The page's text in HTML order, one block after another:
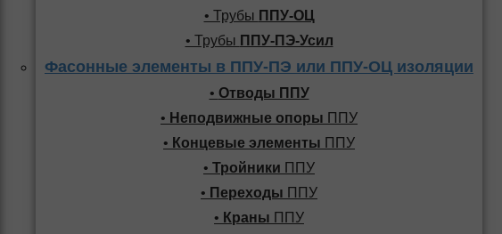
• Трубы ППУ-ОЦ
• Трубы ППУ-ПЭ-Усил
Фасонные элементы в ППУ-ПЭ или ППУ-ОЦ изоляции
• Отводы ППУ
• Неподвижные опоры ППУ
• Концевые элементы ППУ
• Тройники ППУ
• Переходы ППУ
• Краны ППУ